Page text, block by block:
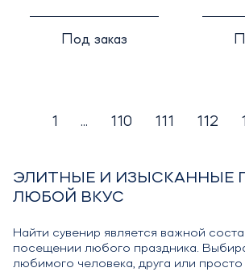
Под заказ
1 ... 110 111 112
ЭЛИТНЫЕ И ИЗЫСКАННЫЕ
ЛЮБОЙ ВКУС
Найти сувенир является важной
посещении любого праздника.
любимого человека, друга или просто